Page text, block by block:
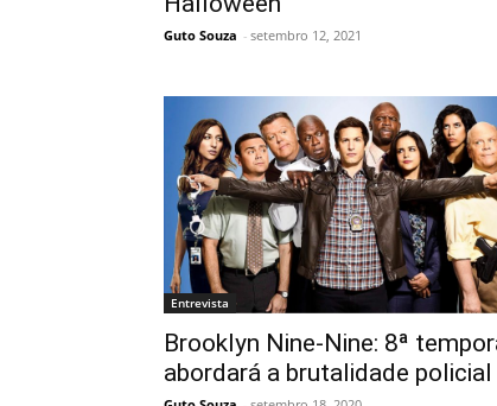
Guto Souza - setembro 12, 2021
Entrevista
Brooklyn Nine-Nine: 8ª
abordará a brutalidade policial